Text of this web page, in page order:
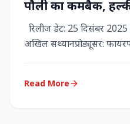
पौली का कमबैक,
कॉमेडी जो दिल को छू
रिलीज डेट: 25 दिसंबर 2025
अखिल सथ्यानप्रोड्यूसर:
Read More